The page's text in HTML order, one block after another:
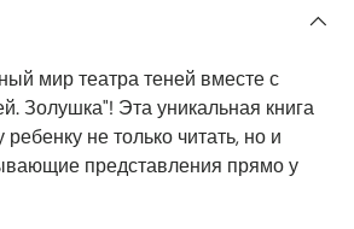
мир театра теней вместе с
Золушка"! Эта уникальная книга
не только читать, но и
представления прямо у